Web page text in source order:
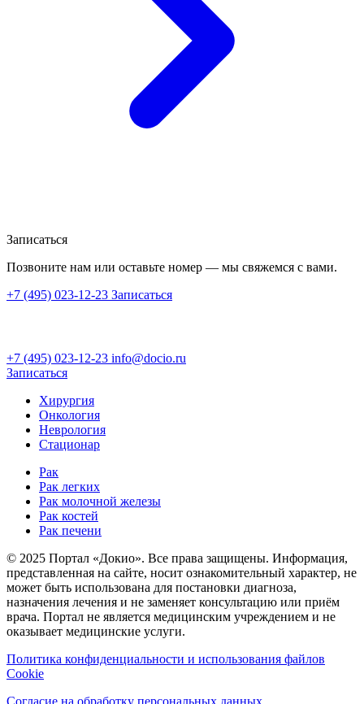
Записаться
Позвоните нам или оставьте номер — мы свяжемся с вами.
+7 (495) 023-12-23 Записаться
+7 (495) 023-12-23 info@docio.ru
Записаться
Хирургия
Онкология
Неврология
Стационар
Рак
Рак легких
Рак молочной железы
Рак костей
Рак печени
© 2025 Портал «Докио». Все права защищены. Информация,
представленная на сайте, носит ознакомительный характер, не
может быть использована для постановки диагноза,
назначения лечения и не заменяет консультацию или приём
врача. Портал не является медицинским учреждением и не
оказывает медицинские услуги.
Политика конфиденциальности и использования файлов
Cookie
Согласие на обработку персональных данных